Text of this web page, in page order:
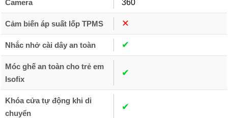
Camera 360
Cảm biến áp suất lốp TPMS ✕︎
Nhắc nhở cài dây an toàn ✔︎
Móc ghế an toàn cho trẻ em
Isofix
✔︎
Khóa cửa tự động khi di
chuyển
✔︎